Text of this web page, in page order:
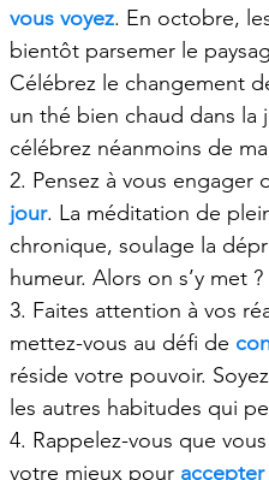
vous voyez. En octobre,
bientôt parsemer le
Célébrez le changement
un thé bien chaud dans la
célébrez néanmoins de
2. Pensez à vous engager
jour. La méditation de
chronique, soulage la
humeur. Alors on s’y met ?
3. Faites attention à vos
mettez-vous au défi de
réside votre pouvoir.
les autres habitudes qui
4. Rappelez-vous que
votre mieux pour